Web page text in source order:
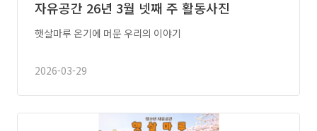
자유공간 26년 3월 넷째 주 활동사진
햇살마루 온기에 머문 우리의 이야기
2026-03-29